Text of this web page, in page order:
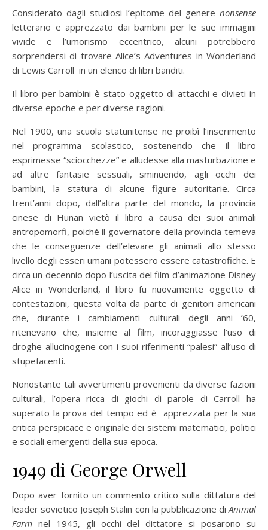
Considerato dagli studiosi l’epitome del genere nonsense
letterario e apprezzato dai bambini per le sue immagini
vivide e l’umorismo eccentrico, alcuni potrebbero
sorprendersi di trovare Alice’s Adventures in Wonderland
di Lewis Carroll in un elenco di libri banditi.
Il libro per bambini è stato oggetto di attacchi e divieti in
diverse epoche e per diverse ragioni.
Nel 1900, una scuola statunitense ne proibì l’inserimento
nel programma scolastico, sostenendo che il libro
esprimesse “sciocchezze” e alludesse alla masturbazione e
ad altre fantasie sessuali, sminuendo, agli occhi dei
bambini, la statura di alcune figure autoritarie. Circa
trent’anni dopo, dall’altra parte del mondo, la provincia
cinese di Hunan vietò il libro a causa dei suoi animali
antropomorfi, poiché il governatore della provincia temeva
che le conseguenze dell’elevare gli animali allo stesso
livello degli esseri umani potessero essere catastrofiche. E
circa un decennio dopo l’uscita del film d’animazione Disney
Alice in Wonderland, il libro fu nuovamente oggetto di
contestazioni, questa volta da parte di genitori americani
che, durante i cambiamenti culturali degli anni ’60,
ritenevano che, insieme al film, incoraggiasse l’uso di
droghe allucinogene con i suoi riferimenti “palesi” all’uso di
stupefacenti.
Nonostante tali avvertimenti provenienti da diverse fazioni
culturali, l’opera ricca di giochi di parole di Carroll ha
superato la prova del tempo ed è apprezzata per la sua
critica perspicace e originale dei sistemi matematici, politici
e sociali emergenti della sua epoca.
1949 di George Orwell
Dopo aver fornito un commento critico sulla dittatura del
leader sovietico Joseph Stalin con la pubblicazione diAnimal
Farm nel 1945, gli occhi del dittatore si posarono su